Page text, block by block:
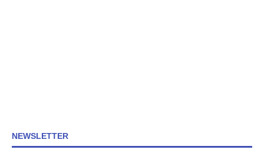
NEWSLETTER